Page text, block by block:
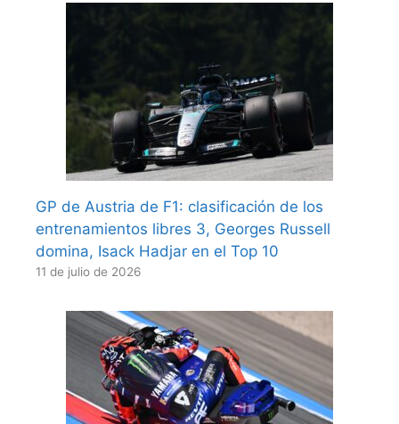
GP de Austria de F1: clasificación de los
entrenamientos libres 3, Georges Russell
domina, Isack Hadjar en el Top 10
11 de julio de 2026